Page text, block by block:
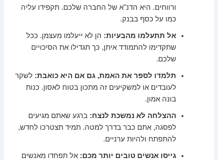
ורווחים. היא הדנ"א של החברה שלכם. תקפידו עליה
כמו על כסף בבנק.
אל תתעלמו מהבעיות: הן לא ייעלמו מעצמן. ככל
שתקדימו להתמודד איתן, כך תגדילו את הסיכויים
שלכם.
תלמדו לספר את האמת, גם אם היא כואבת: לשקר
לעובדים או למשקיעים זה מתכון בטוח לאסון. כנות
בונה אמון.
ההצלחה לא נמשכת לנצח: ברגע שאתם מגיעים
לפסגה, אתם כבר בדרך למטה. תמיד תצטרכו לחדש,
להתפתח ולהיות ערניים.
גייסו אנשים טובים יותר מכם: אל תפחדו מאנשים